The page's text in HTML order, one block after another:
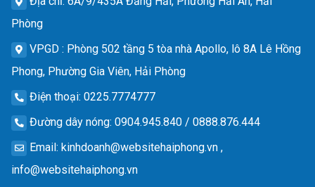
Phòng
VPGD : Phòng 502 tầng 5 tòa nhà Apollo, lô 8A Lê Hồng
Phong, Phường Gia Viên, Hải Phòng
Điện thoại: 0225.7774777
Đường dây nóng: 0904.945.840 / 0888.876.444
Email: kinhdoanh@websitehaiphong.vn ,
info@websitehaiphong.vn